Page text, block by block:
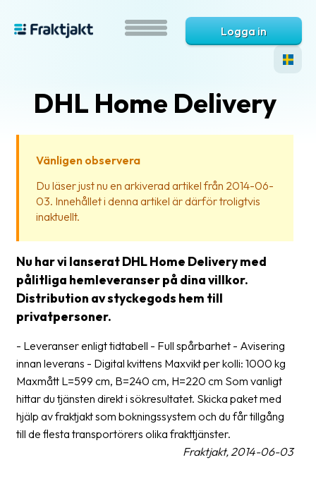
Vad
Hjälp?
frågor
&
svar
Ordlista
Paketering
Frakthandlingar
Logga in
DHL Home Delivery
Vänligen observera
Du läser just nu en arkiverad artikel från 2014-06-
03. Innehållet i denna artikel är därför troligtvis
inaktuellt.
Nu har vi lanserat DHL Home Delivery med
pålitliga hemleveranser på dina villkor.
Distribution av styckegods hem till
privatpersoner.
- Leveranser enligt tidtabell - Full spårbarhet - Avisering
innan leverans - Digital kvittens Maxvikt per kolli: 1000 kg
Maxmått L=599 cm, B=240 cm, H=220 cm Som vanligt
hittar du tjänsten direkt i sökresultatet. Skicka paket med
hjälp av fraktjakt som bokningssystem och du får tillgång
till de flesta transportörers olika frakttjänster.
Fraktjakt, 2014-06-03